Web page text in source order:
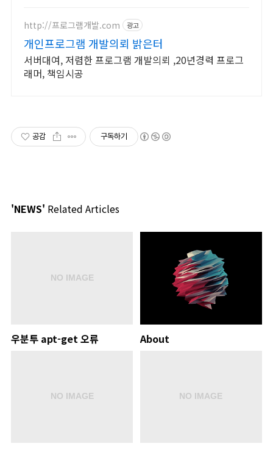
http://프로그램개발.com 광고
개인프로그램 개발의뢰 밝은터
서버대여, 저렴한 프로그램 개발의뢰 ,20년경력 프로그
래머, 책임시공
공감 구독하기
'NEWS' Related Articles
우분투 apt-get 오류 About